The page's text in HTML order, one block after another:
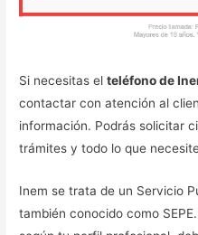
Si necesitas elteléfono de
contactar con atención al
información. Podrás solicitar
trámites y todo lo que
Inem se trata de un Servicio
también conocido como